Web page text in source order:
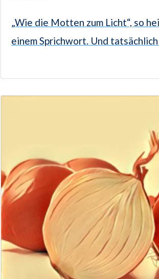
„Wie die Motten zum Licht“, so
einem Sprichwort. Und tatsächlich